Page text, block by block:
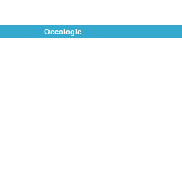
Oecologie